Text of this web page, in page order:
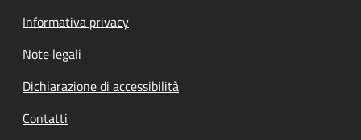
Informativa privacy
Note legali
Dichiarazione di accessibilità
Contatti